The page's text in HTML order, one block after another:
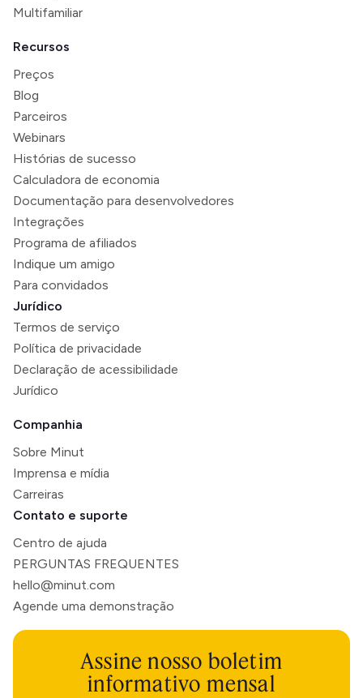
Multifamiliar
Recursos
Preços
Blog
Parceiros
Webinars
Histórias de sucesso
Calculadora de economia
Documentação para desenvolvedores
Integrações
Programa de afiliados
Indique um amigo
Para convidados
Jurídico
Termos de serviço
Política de privacidade
Declaração de acessibilidade
Jurídico
Companhia
Sobre Minut
Imprensa e mídia
Carreiras
Contato e suporte
Centro de ajuda
PERGUNTAS FREQUENTES
hello@minut.com
Agende uma demonstração
Assine nosso boletim
informativo mensal